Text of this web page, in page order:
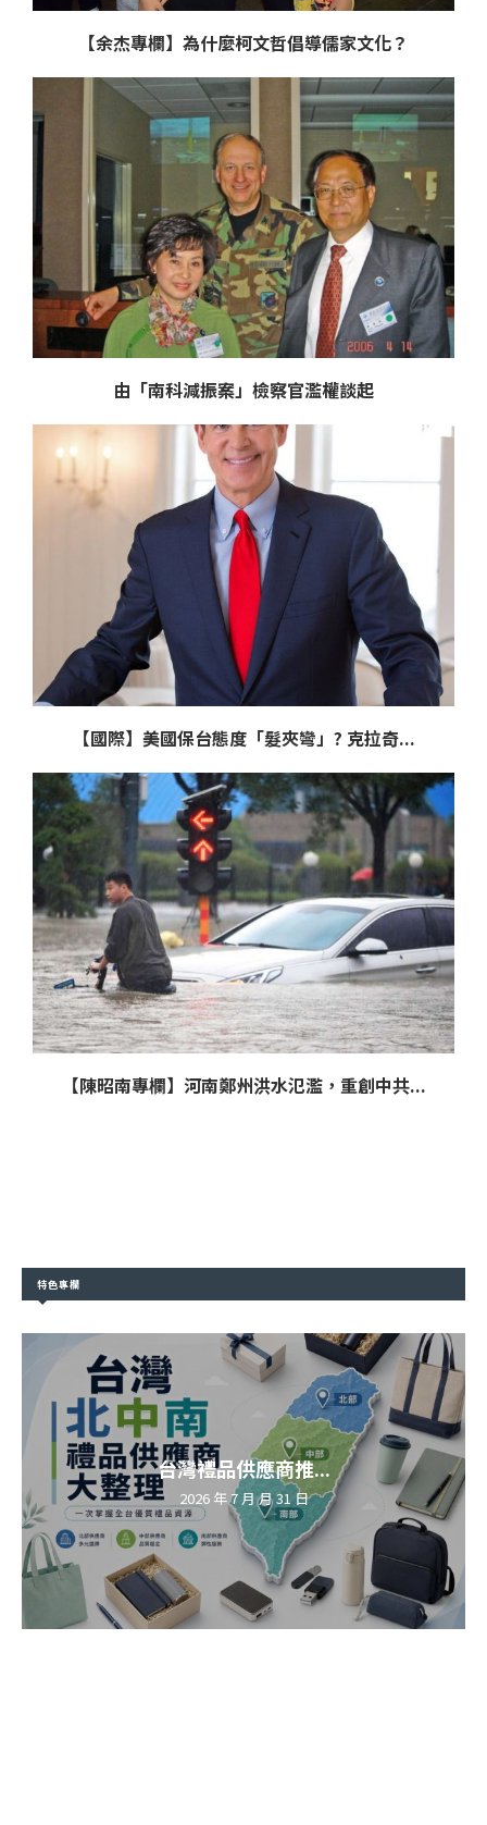
【余杰專欄】為什麼柯文哲倡導儒家文化？
由「南科減振案」檢察官濫權談起
【國際】美國保台態度「髮夾彎」? 克拉奇...
【陳昭南專欄】河南鄭州洪水氾濫，重創中共...
特色專欄
台灣禮品供應商推...
2026 年 7 月 月 31 日